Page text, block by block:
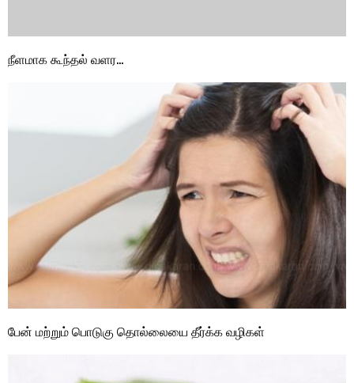
நீளமாக கூந்தல் வளர…
பேன் மற்றும் பொடுகு தொல்லையை தீர்க்க வழிகள்